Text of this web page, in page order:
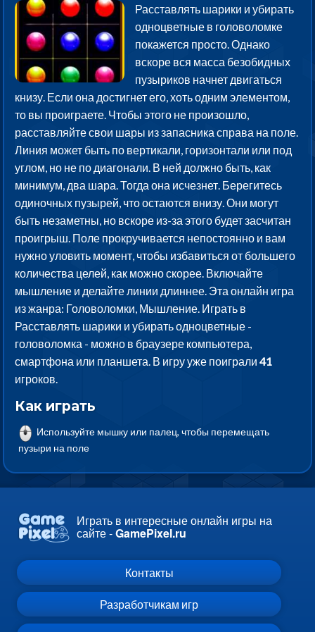
Расставлять шарики и убирать
одноцветные в головоломке
покажется просто. Однако
вскоре вся масса безобидных
пузыриков начнет двигаться
книзу. Если она достигнет его, хоть одним элементом,
то вы проиграете. Чтобы этого не произошло,
расставляйте свои шары из запасника справа на поле.
Линия может быть по вертикали, горизонтали или под
углом, но не по диагонали. В ней должно быть, как
минимум, два шара. Тогда она исчезнет. Берегитесь
одиночных пузырей, что остаются внизу. Они могут
быть незаметны, но вскоре из-за этого будет засчитан
проигрыш. Поле прокручивается непостоянно и вам
нужно уловить момент, чтобы избавиться от большего
количества целей, как можно скорее. Включайте
мышление и делайте линии длиннее. Эта онлайн игра
из жанра: Головоломки, Мышление. Играть в
Расставлять шарики и убирать одноцветные -
головоломка - можно в браузере компьютера,
смартфона или планшета. В игру уже поиграли41
игроков.
Как играть
Используйте мышку или палец, чтобы перемещать
пузыри на поле
Играть в интересные онлайн игры на
сайте -GamePixel.ru
Контакты
Разработчикам игр